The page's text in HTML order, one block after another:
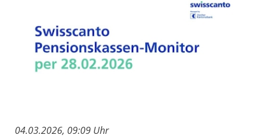
04.03.2026, 09:09 Uhr